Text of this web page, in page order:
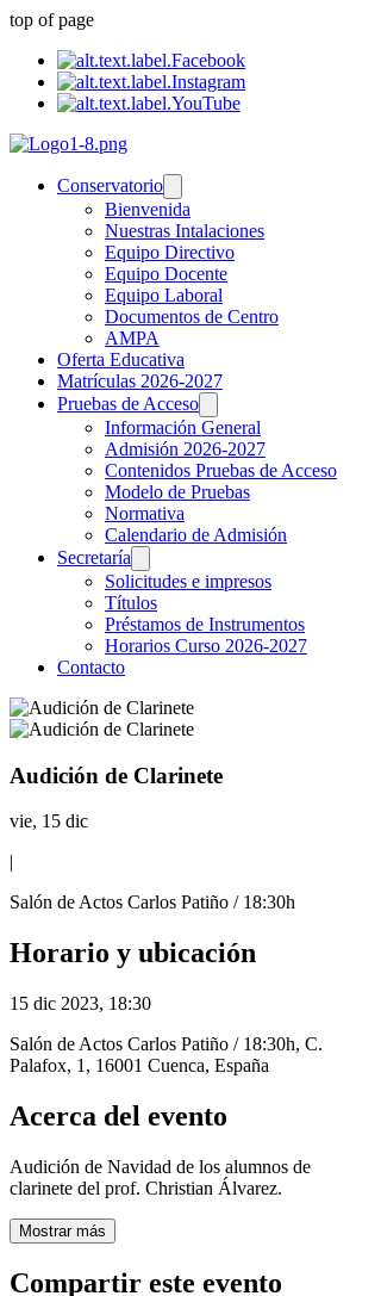
top of page
Conservatorio
Bienvenida
Nuestras Intalaciones
Equipo Directivo
Equipo Docente
Equipo Laboral
Documentos de Centro
AMPA
Oferta Educativa
Matrículas 2026-2027
Pruebas de Acceso
Información General
Admisión 2026-2027
Contenidos Pruebas de Acceso
Modelo de Pruebas
Normativa
Calendario de Admisión
Secretaría
Solicitudes e impresos
Títulos
Préstamos de Instrumentos
Horarios Curso 2026-2027
Contacto
Audición de Clarinete
vie, 15 dic
|
Salón de Actos Carlos Patiño / 18:30h
Horario y ubicación
15 dic 2023, 18:30
Salón de Actos Carlos Patiño / 18:30h, C.
Palafox, 1, 16001 Cuenca, España
Acerca del evento
Audición de Navidad de los alumnos de
clarinete del prof. Christian Álvarez.
Mostrar más
Compartir este evento